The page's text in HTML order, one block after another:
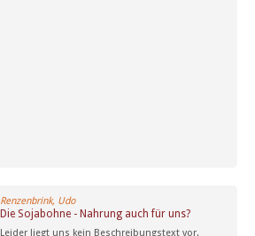
Renzenbrink, Udo
Die Sojabohne - Nahrung auch für uns?
Leider liegt uns kein Beschreibungstext vor.